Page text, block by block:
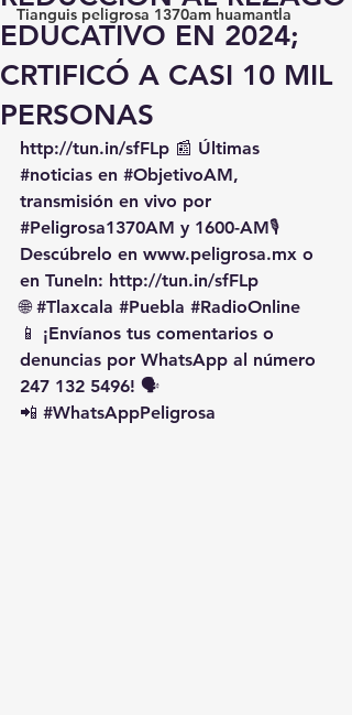
Tianguis peligrosa 1370am huamantla
EDUCATIVO EN 2024;
CRTIFICÓ A CASI 10 MIL
PERSONAS
http://tun.in/sfFLp 📰 Últimas
#noticias en #ObjetivoAM,
transmisión en vivo por
#Peligrosa1370AM y 1600-AM🎙️
Descúbrelo en www.peligrosa.mx o
en TuneIn: http://tun.in/sfFLp
🌐 #Tlaxcala #Puebla #RadioOnline
📱 ¡Envíanos tus comentarios o
denuncias por WhatsApp al número
247 132 5496! 🗣️
📲 #WhatsAppPeligrosa